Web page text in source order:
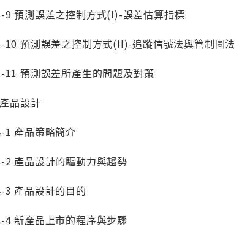
預測誤差之控制方式(I)-誤差估算指標
預測誤差之控制方式(II)-追蹤信號法與管制圖法
預測誤差所產生的問題及對策
品設計
產品策略簡介
產品設計的驅動力與趨勢
產品設計的目的
新產品上市的程序與步驟